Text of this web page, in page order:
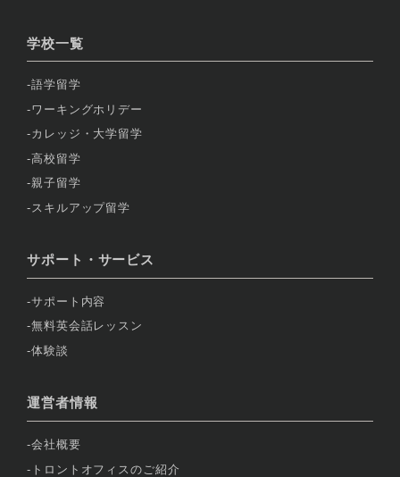
学校一覧
語学留学
ワーキングホリデー
カレッジ・大学留学
高校留学
親子留学
スキルアップ留学
サポート・サービス
サポート内容
無料英会話レッスン
体験談
運営者情報
会社概要
トロントオフィスのご紹介